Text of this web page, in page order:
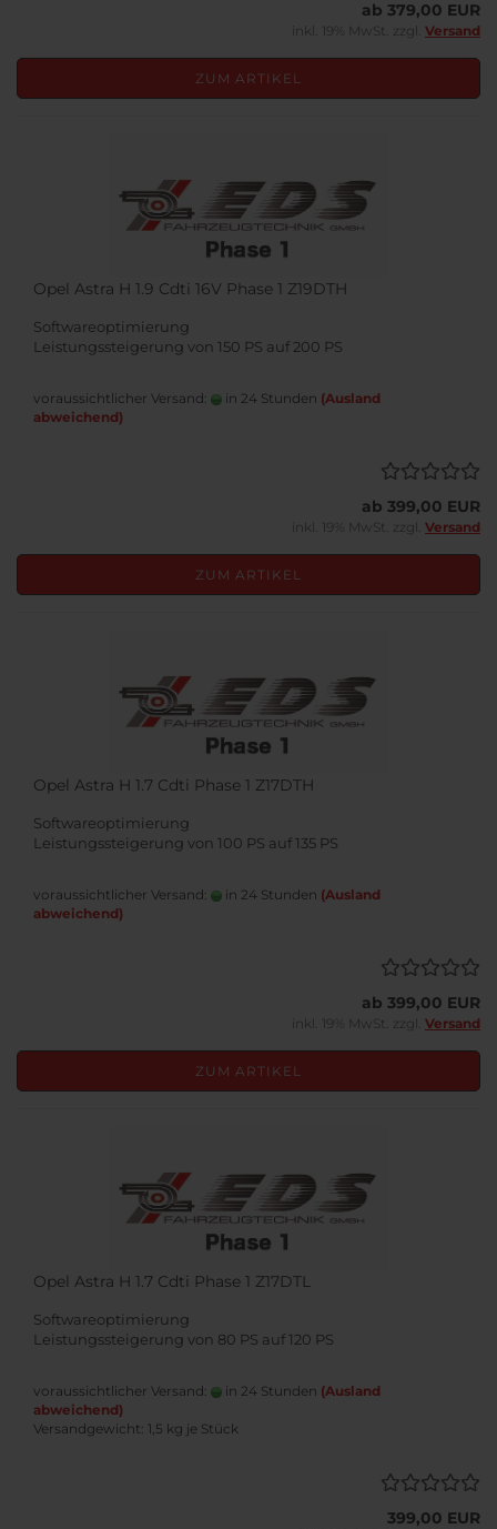
ab 379,00 EUR
inkl. 19% MwSt. zzgl. Versand
ZUM ARTIKEL
Opel Astra H 1.9 Cdti 16V Phase 1 Z19DTH
Softwareoptimierung
Leistungssteigerung von 150 PS auf 200 PS
voraussichtlicher Versand: in 24 Stunden (Ausland
abweichend)
ab 399,00 EUR
inkl. 19% MwSt. zzgl. Versand
ZUM ARTIKEL
Opel Astra H 1.7 Cdti Phase 1 Z17DTH
Softwareoptimierung
Leistungssteigerung von 100 PS auf 135 PS
voraussichtlicher Versand: in 24 Stunden (Ausland
abweichend)
ab 399,00 EUR
inkl. 19% MwSt. zzgl. Versand
ZUM ARTIKEL
Opel Astra H 1.7 Cdti Phase 1 Z17DTL
Softwareoptimierung
Leistungssteigerung von 80 PS auf 120 PS
voraussichtlicher Versand: in 24 Stunden (Ausland
abweichend)
Versandgewicht: 1,5 kg je Stück
399,00 EUR